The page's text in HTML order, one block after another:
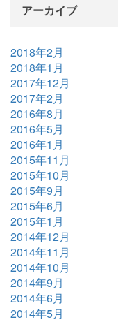
アーカイブ
2018年2月
2018年1月
2017年12月
2017年2月
2016年8月
2016年5月
2016年1月
2015年11月
2015年10月
2015年9月
2015年6月
2015年1月
2014年12月
2014年11月
2014年10月
2014年9月
2014年6月
2014年5月